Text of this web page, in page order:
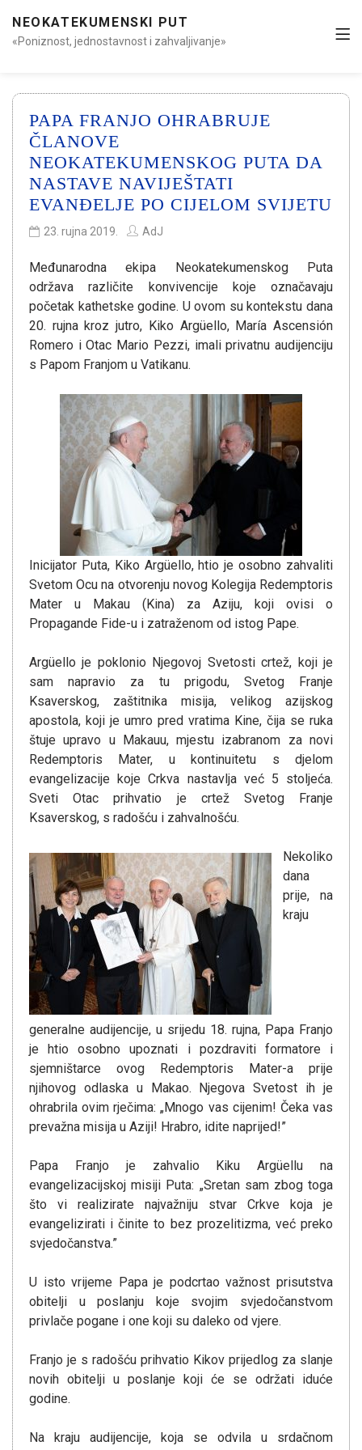
NEOKATEKUMENSKI PUT
«Poniznost, jednostavnost i zahvaljivanje»
PAPA FRANJO OHRABRUJE
ČLANOVE
NEOKATEKUMENSKOG PUTA DA
NASTAVE NAVIJEŠTATI
EVANĐELJE PO CIJELOM SVIJETU
23. rujna 2019. AdJ
Međunarodna ekipa Neokatekumenskog Puta
održava različite konvivencije koje označavaju
početak kathetske godine. U ovom su kontekstu dana
20. rujna kroz jutro, Kiko Argüello, María Ascensión
Romero i Otac Mario Pezzi, imali privatnu audijenciju
s Papom Franjom u Vatikanu.
Inicijator Puta, Kiko Argüello, htio je osobno zahvaliti
Svetom Ocu na otvorenju novog Kolegija Redemptoris
Mater u Makau (Kina) za Aziju, koji ovisi o
Propagande Fide-u i zatraženom od istog Pape.
Argüello je poklonio Njegovoj Svetosti crtež, koji je
sam napravio za tu prigodu, Svetog Franje
Ksaverskog, zaštitnika misija, velikog azijskog
apostola, koji je umro pred vratima Kine, čija se ruka
štuje upravo u Makauu, mjestu izabranom za novi
Redemptoris Mater, u kontinuitetu s djelom
evangelizacije koje Crkva nastavlja već 5 stoljeća.
Sveti Otac prihvatio je crtež Svetog Franje
Ksaverskog, s radošću i zahvalnošću.
Nekoliko
dana
prije, na
kraju
generalne audijencije, u srijedu 18. rujna, Papa Franjo
je htio osobno upoznati i pozdraviti formatore i
sjemništarce ovog Redemptoris Mater-a prije
njihovog odlaska u Makao. Njegova Svetost ih je
ohrabrila ovim rječima: „Mnogo vas cijenim! Čeka vas
prevažna misija u Aziji! Hrabro, idite naprijed!”
Papa Franjo je zahvalio Kiku Argüellu na
evangelizacijskoj misiji Puta: „Sretan sam zbog toga
što vi realizirate najvažniju stvar Crkve koja je
evangelizirati i činite to bez prozelitizma, već preko
svjedočanstva.”
U isto vrijeme Papa je podcrtao važnost prisutstva
obitelji u poslanju koje svojim svjedočanstvom
privlače pogane i one koji su daleko od vjere.
Franjo je s radošću prihvatio Kikov prijedlog za slanje
novih obitelji u poslanje koji će se održati iduće
godine.
Na kraju audijencije, koja se odvila u srdačnom